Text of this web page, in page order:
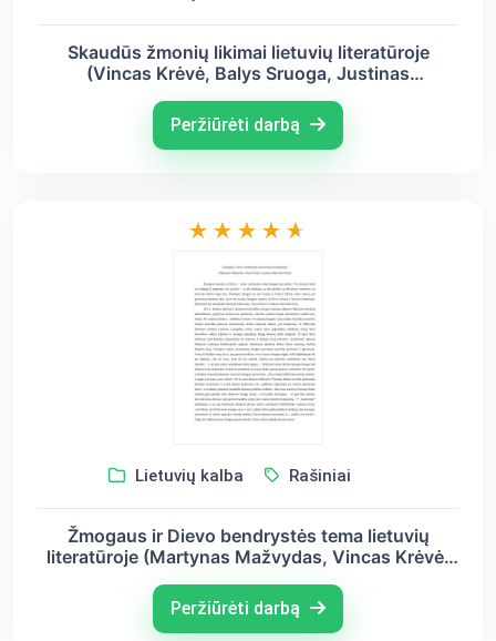
Skaudūs žmonių likimai lietuvių literatūroje
(Vincas Krėvė, Balys Sruoga, Justinas
Peržiūrėti darbą
Lietuvių kalba Rašiniai
Žmogaus ir Dievo bendrystės tema lietuvių
literatūroje (Martynas Mažvydas, Vincas Krėvė,
Peržiūrėti darbą